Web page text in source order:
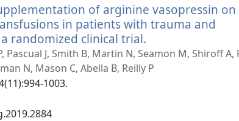
窗
口）
of arginine vasopressin on
in patients with trauma and
randomized clinical trial.
开
新
Pascual J, Smith B, Martin N, Seamon M, Shiroff A,
N, Mason C, Abella B, Reilly P
1003.